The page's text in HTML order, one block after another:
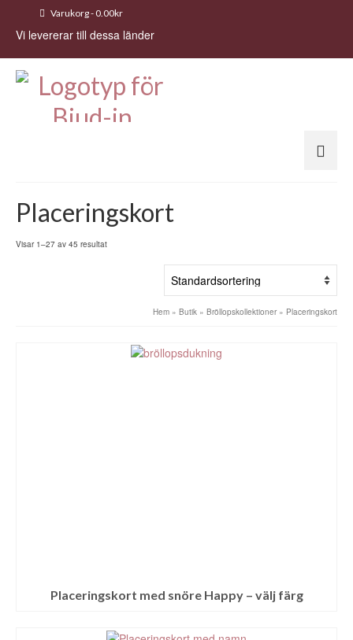
Varukorg- 0.00kr
Vi levererar till dessa länder
Placeringskort
Visar 1–27 av 45 resultat
Hem » Butik » Bröllopskollektioner » Placeringskort
Placeringskort med snöre Happy – välj färg